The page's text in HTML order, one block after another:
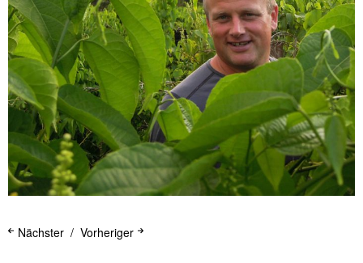
Vorheriger
Nächster